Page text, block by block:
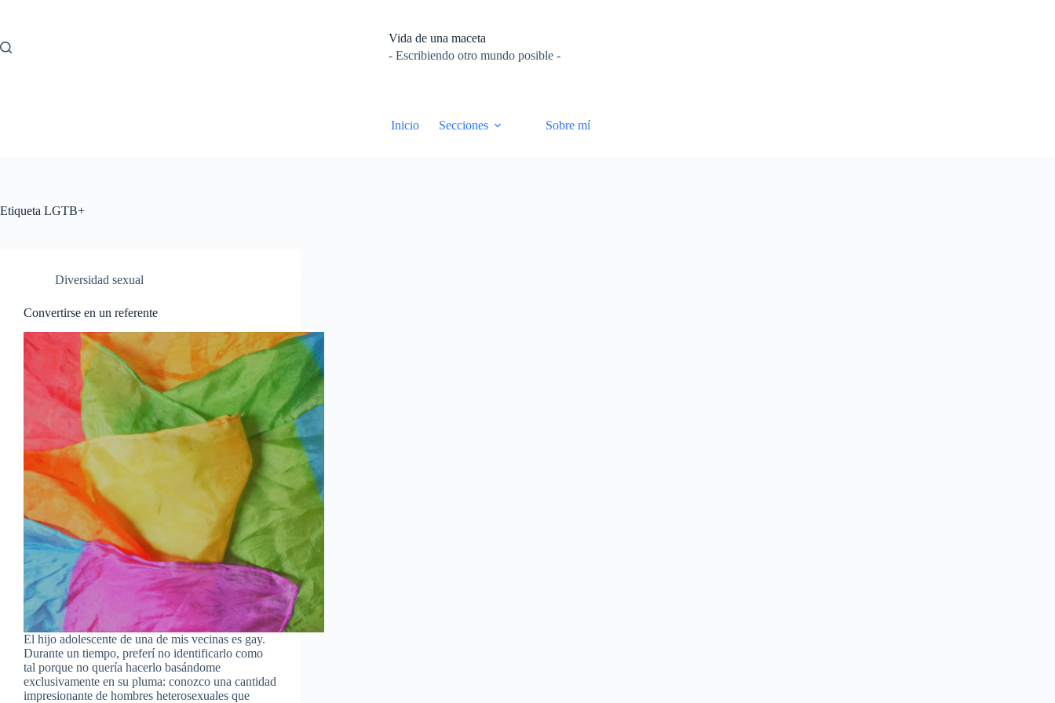
Vida de una maceta
- Escribiendo otro mundo posible -
Inicio Secciones Sobre mí
Etiqueta LGTB+
Diversidad sexual
Convertirse en un referente
El hijo adolescente de una de mis vecinas es gay.
Durante un tiempo, preferí no identificarlo como
tal porque no quería hacerlo basándome
exclusivamente en su pluma: conozco una cantidad
impresionante de hombres heterosexuales que